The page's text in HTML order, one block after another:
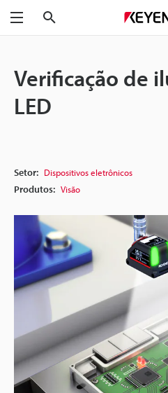
Menu
Verificação de
LED
Setor: Dispositivos eletrônicos
Produtos: Visão